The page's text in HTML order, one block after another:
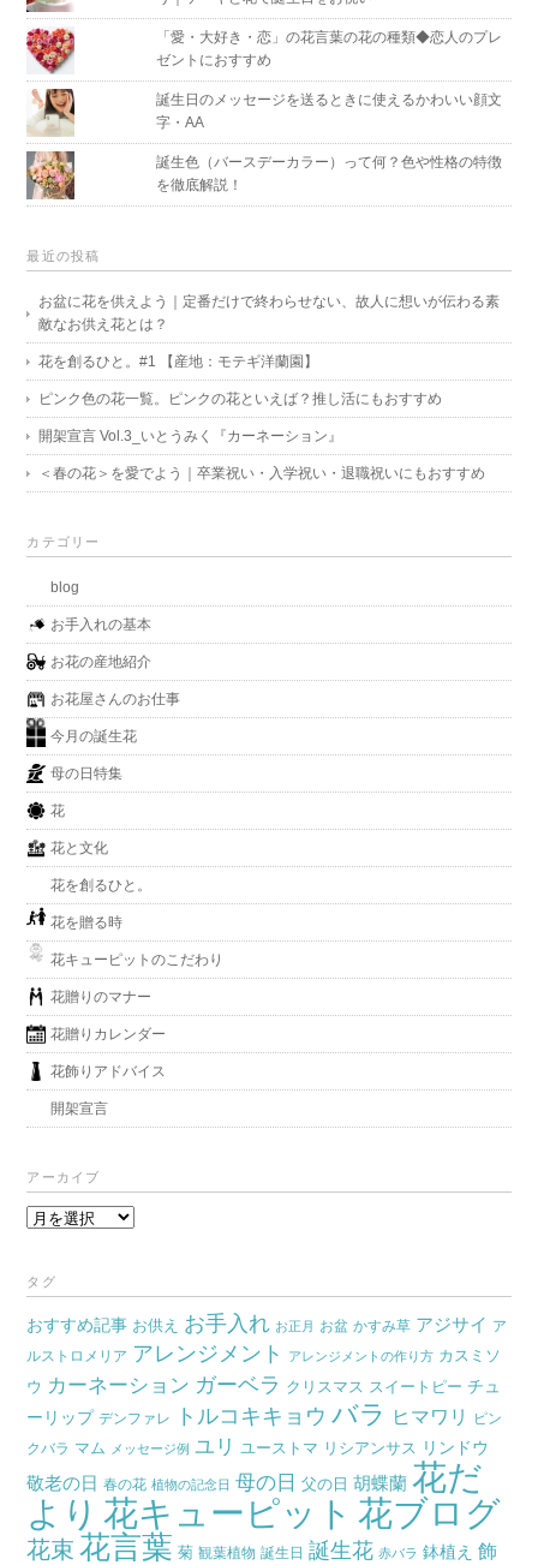
「愛・大好き・恋」の花言葉の花の種類◆恋人のプレ
ゼントにおすすめ
誕生日のメッセージを送るときに使えるかわいい顔文
字・AA
誕生色（バースデーカラー）って何？色や性格の特徴
を徹底解説！
最近の投稿
お盆に花を供えよう｜定番だけで終わらせない、故人に想いが伝わる素
敵なお供え花とは？
花を創るひと。#1 【産地：モテギ洋蘭園】
ピンク色の花一覧。ピンクの花といえば？推し活にもおすすめ
開架宣言 Vol.3_いとうみく『カーネーション』
＜春の花＞を愛でよう｜卒業祝い・入学祝い・退職祝いにもおすすめ
カテゴリー
blog
お手入れの基本
お花の産地紹介
お花屋さんのお仕事
今月の誕生花
母の日特集
花
花と文化
花を創るひと。
花を贈る時
花キューピットのこだわり
花贈りのマナー
花贈りカレンダー
花飾りアドバイス
開架宣言
アーカイブ
ア
イ
ブ
タグ
おすすめ記事 お供え お手入れ お正月 お盆 かすみ草 アジサイ ア
ルストロメリア アレンジメント アレンジメントの作り方 カスミソ
ウ カーネーション ガーベラ クリスマス スイートピー チュ
ーリップ デンファレ トルコキキョウ バラ ヒマワリ
ピン
クバラ マム メッセージ例 ユリ ユーストマ リシアンサス リンドウ
敬老の日 春の花 植物の記念日 母の日 父の日 胡蝶蘭 花だ
より 花キューピット 花ブログ
花束 花言葉 菊 観葉植物 誕生日 誕生花 赤バラ 鉢植え 飾